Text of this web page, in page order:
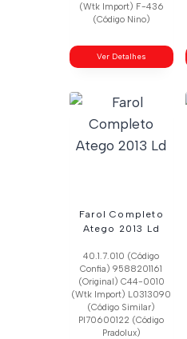
(Wtk Import) F-436
(Código Nino)
Ver Detalhes
Farol Completo
Atego 2013 Ld
40.1.7.010 (Código
Confia) 9588201161
(Original) C44-0010
(Wtk Import) L0313090
(Código Similar)
Pl70600122 (Código
Pradolux)